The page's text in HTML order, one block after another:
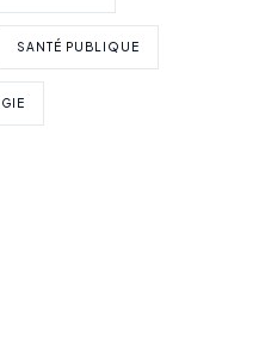
SANTÉ PUBLIQUE